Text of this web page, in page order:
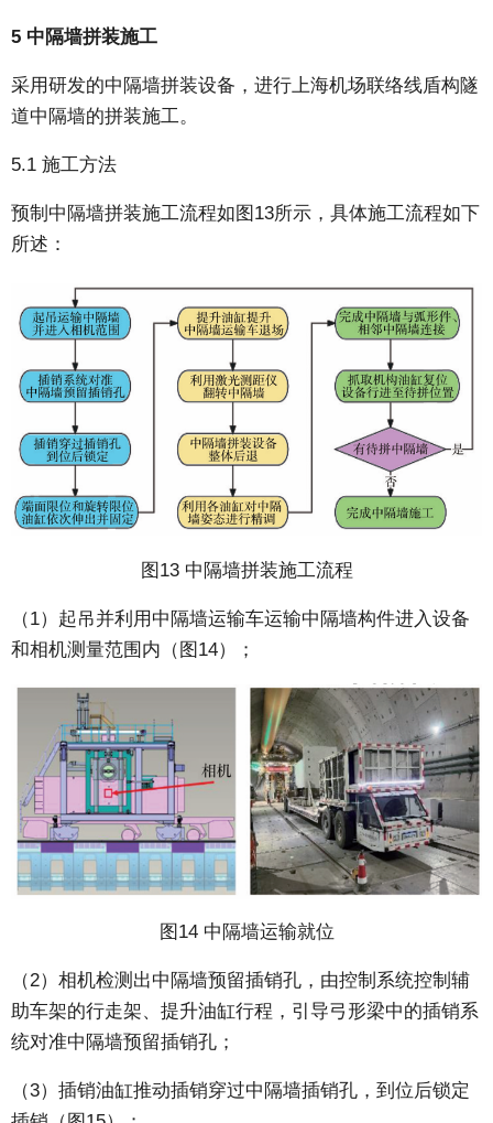
5 中隔墙拼装施工
采用研发的中隔墙拼装设备，进行上海机场联络线盾构隧
道中隔墙的拼装施工。
5.1 施工方法
预制中隔墙拼装施工流程如图13所示，具体施工流程如下
所述：
图13 中隔墙拼装施工流程
（1）起吊并利用中隔墙运输车运输中隔墙构件进入设备
和相机测量范围内（图14）；
图14 中隔墙运输就位
（2）相机检测出中隔墙预留插销孔，由控制系统控制辅
助车架的行走架、提升油缸行程，引导弓形梁中的插销系
统对准中隔墙预留插销孔；
（3）插销油缸推动插销穿过中隔墙插销孔，到位后锁定